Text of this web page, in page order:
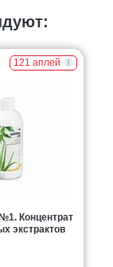
121 аплей
Концентрат
экстрактов